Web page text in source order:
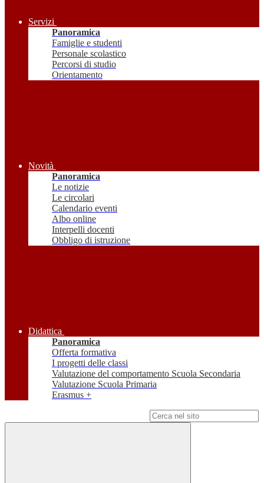
Servizi
Panoramica
Famiglie e studenti
Personale scolastico
Percorsi di studio
Orientamento
Novità
Panoramica
Le notizie
Le circolari
Calendario eventi
Albo online
Interpelli docenti
Obbligo di istruzione
Didattica
Panoramica
Offerta formativa
I progetti delle classi
Valutazione del comportamento Scuola Secondaria
Valutazione Scuola Primaria
Erasmus +